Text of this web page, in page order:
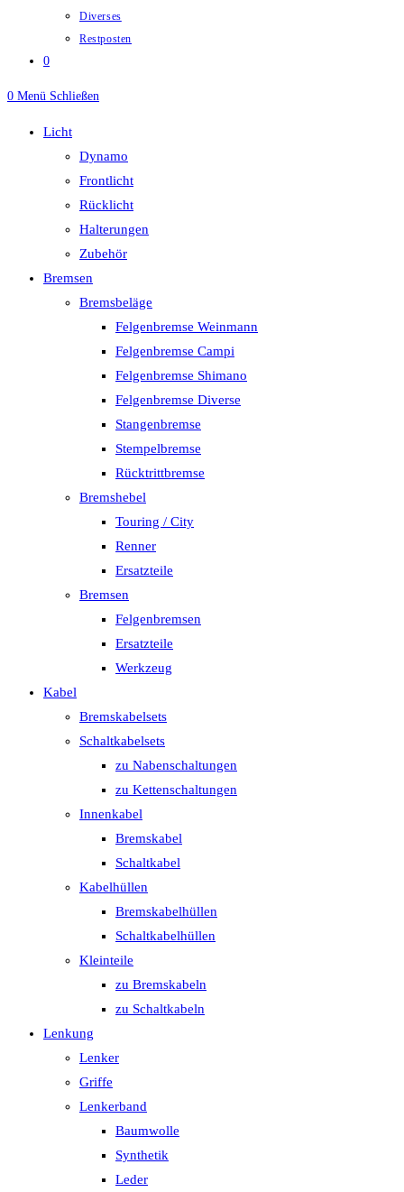
Diverses
Restposten
0
0 Menü Schließen
Licht
Dynamo
Frontlicht
Rücklicht
Halterungen
Zubehör
Bremsen
Bremsbeläge
Felgenbremse Weinmann
Felgenbremse Campi
Felgenbremse Shimano
Felgenbremse Diverse
Stangenbremse
Stempelbremse
Rücktrittbremse
Bremshebel
Touring / City
Renner
Ersatzteile
Bremsen
Felgenbremsen
Ersatzteile
Werkzeug
Kabel
Bremskabelsets
Schaltkabelsets
zu Nabenschaltungen
zu Kettenschaltungen
Innenkabel
Bremskabel
Schaltkabel
Kabelhüllen
Bremskabelhüllen
Schaltkabelhüllen
Kleinteile
zu Bremskabeln
zu Schaltkabeln
Lenkung
Lenker
Griffe
Lenkerband
Baumwolle
Synthetik
Leder